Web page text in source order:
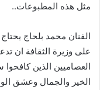
مثل هذه المطبوعات..
الفنان محمد بلحاج
على وزيرة الثقافة ان
العصاميين الذين
الخير والجمال وعشق